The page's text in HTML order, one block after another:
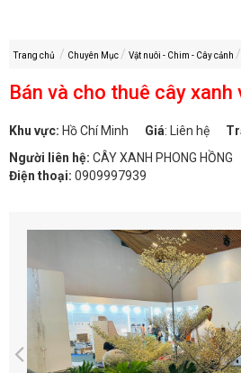
Trang chủ Chuyên Mục Vật nuôi - Chim - Cây cảnh
Bán và cho thuê cây xanh
Khu vực: Hồ Chí Minh Giá: Liên hệ
Người liên hệ: CÂY XANH PHONG HỒNG
Điện thoại: 0909997939